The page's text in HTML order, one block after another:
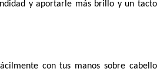
y aportarle más brillo y un tacto
con tus manos sobre cabello